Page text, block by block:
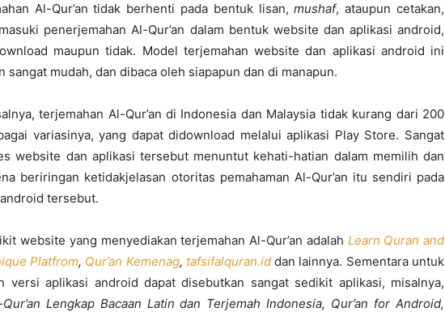
Al-Qur’an tidak berhenti pada bentuk lisan,mushaf, ataupun cetakan,
penerjemahan Al-Qur’an dalam bentuk website dan aplikasi android,
maupun tidak. Model terjemahan website dan aplikasi android ini
sangat mudah, dan dibaca oleh siapapun dan di manapun.
terjemahan Al-Qur’an di Indonesia dan Malaysia tidak kurang dari 200
variasinya, yang dapat didownload melalui aplikasi Play Store. Sangat
website dan aplikasi tersebut menuntut kehati-hatian dalam memilih dan
beriringan ketidakjelasan otoritas pemahaman Al-Qur’an itu sendiri pada
tersebut.
website yang menyediakan terjemahan Al-Qur’an adalah Learn Quran and
Platfrom, Qur’an Kemenag, tafsifalquran.iddan lainnya. Sementara untuk
versi aplikasi android dapat disebutkan sangat sedikit aplikasi, misalnya,
Lengkap Bacaan Latin dan Terjemah Indonesia, Qur’an for Android,